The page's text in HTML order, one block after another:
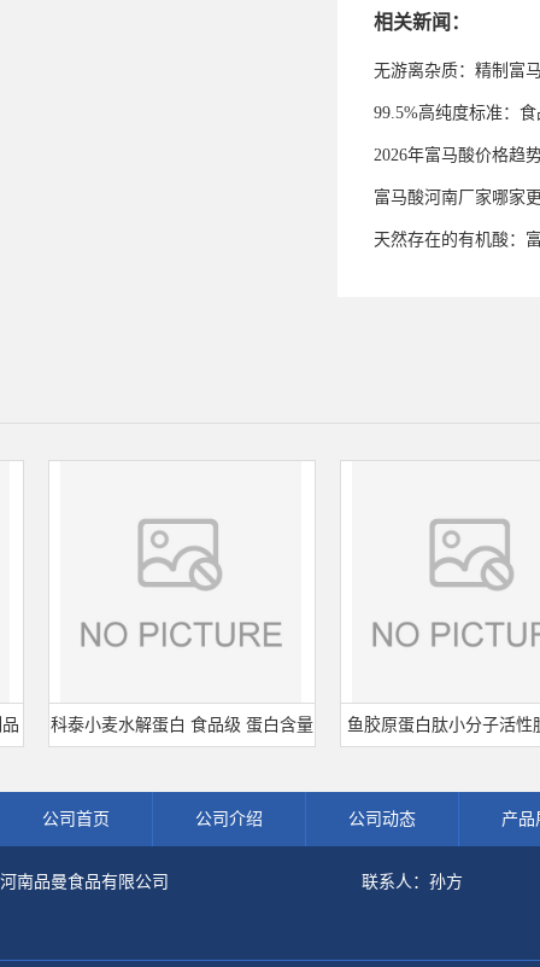
相关新闻：
无游离杂质：精制富
99.5%高纯度标准：
2026年富马酸价格趋
富马酸河南厂家哪家
天然存在的有机酸：
科泰小麦水解蛋白 食品级 蛋白含量 鱼胶原蛋白肽小分子活性肽
公司首页 公司介绍 公司动态 产品
河南品曼食品有限公司 联系人：孙方